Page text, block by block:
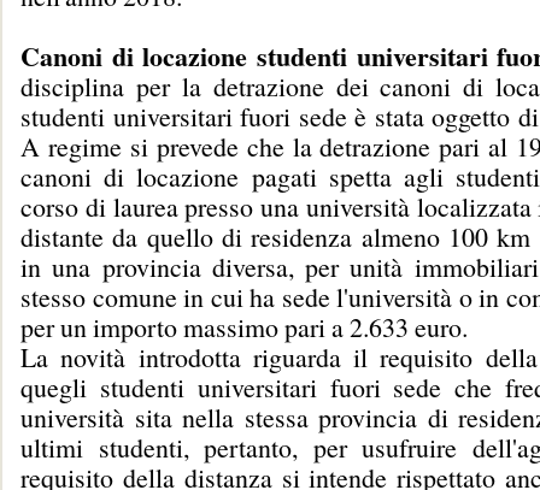
Canoni di locazione studenti universitari
disciplina per la detrazione dei canoni di
studenti universitari fuori sede è stata oggetto
A regime si prevede che la detrazione pari al
canoni di locazione pagati spetta agli
corso di laurea presso una università
distante da quello di residenza almeno 100 km
in una provincia diversa, per unità
stesso comune in cui ha sede l'università o in
per un importo massimo pari a 2.633 euro.
La novità introdotta riguarda il requisito
quegli studenti universitari fuori sede che
università sita nella stessa provincia di
ultimi studenti, pertanto, per usufruire
requisito della distanza si intende rispettato